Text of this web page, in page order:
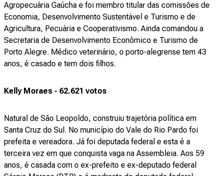
Agropecuária Gaúcha e foi membro titular das comissões de
Economia, Desenvolvimento Sustentável e Turismo e de
Agricultura, Pecuária e Cooperativismo. Ainda comandou a
Secretaria de Desenvolvimento Econômico e Turismo de
Porto Alegre. Médico veterinário, o porto-alegrense tem 43
anos, é casado e tem dois filhos.
Kelly Moraes - 62.621 votos
Natural de São Leopoldo, construiu trajetória política em
Santa Cruz do Sul. No município do Vale do Rio Pardo foi
prefeita e vereadora. Já foi deputada federal e esta é a
terceira vez em que conquista vaga na Assembleia. Aos 59
anos, é casada com o ex-prefeito e ex-deputado federal